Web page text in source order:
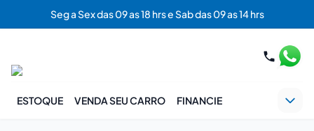
Seg a Sex das 09 as 18 hrs e Sab das 09 as 14 hrs
ESTOQUE VENDA SEU CARRO FINANCIE